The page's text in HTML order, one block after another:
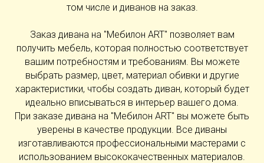
том числе и диванов на заказ.
Заказ дивана на "Мебилон ART" позволяет вам
получить мебель, которая полностью соответствует
вашим потребностям и требованиям. Вы можете
выбрать размер, цвет, материал обивки и другие
характеристики, чтобы создать диван, который будет
идеально вписываться в интерьер вашего дома.
При заказе дивана на "Мебилон ART" вы можете быть
уверены в качестве продукции. Все диваны
изготавливаются профессиональными мастерами с
использованием высококачественных материалов.